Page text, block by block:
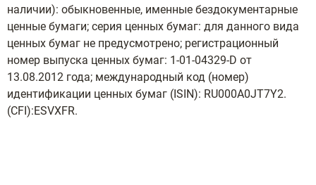
наличии): обыкновенные, именные бездокументарные
ценные бумаги; cерия ценных бумаг: для данного вида
ценных бумаг не предусмотрено; регистрационный
номер выпуска ценных бумаг: 1-01-04329-D от
13.08.2012 года; международный код (номер)
идентификации ценных бумаг (ISIN): RU000A0JT7Y2.
(CFI):ESVXFR.